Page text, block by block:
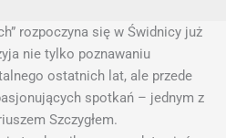
rozpoczyna się w Świdnicy już
nie tylko poznawaniu
ostatnich lat, ale przede
spotkań – jednym z
Szczygłem.